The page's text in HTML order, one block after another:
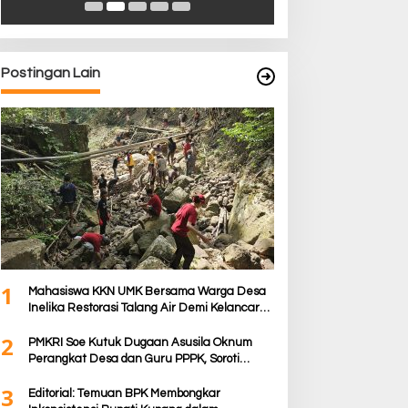
Postingan Lain
1
Mahasiswa KKN UMK Bersama Warga Desa
Inelika Restorasi Talang Air Demi Kelancaran
2
PMKRI Soe Kutuk Dugaan Asusila Oknum
Perangkat Desa dan Guru PPPK, Soroti
3
Editorial: Temuan BPK Membongkar